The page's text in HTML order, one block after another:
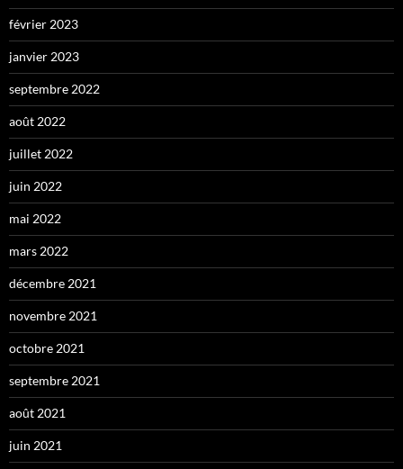
février 2023
janvier 2023
septembre 2022
août 2022
juillet 2022
juin 2022
mai 2022
mars 2022
décembre 2021
novembre 2021
octobre 2021
septembre 2021
août 2021
juin 2021